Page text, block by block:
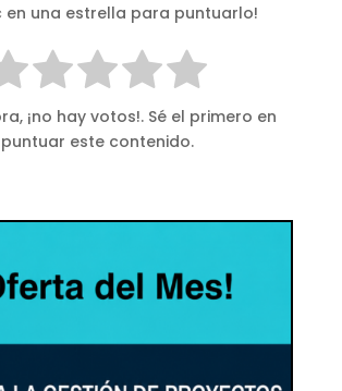
en una estrella para puntuarlo!
¡no hay votos!. Sé el primero en
puntuar este contenido.